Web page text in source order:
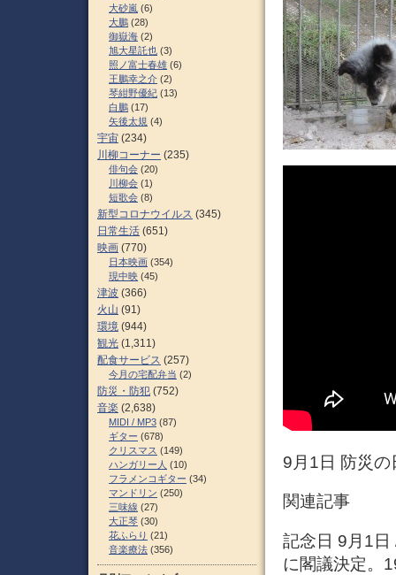
9月1日 防災の
関連記事
記念日 9月1日
に閣議決定。
大砂嵐 (6)
大鵬 (28)
御嶽海 (2)
旭大星託也 (3)
照ノ富士春雄 (6)
王鵬幸之介 (2)
琴紺野優紀 (13)
白鵬 (17)
矢後太規 (4)
宇宙 (234)
川柳コーナー (235)
俳句会 (20)
川柳会 (1)
短歌会 (8)
新型コロナウイルス (345)
日常生活 (651)
映画 (770)
日本映画 (354)
現中映 (45)
津波 (366)
火山 (91)
環境 (944)
観光 (1,311)
配食サービス (257)
今月の宅配弁当 (2)
防災・防犯 (752)
音楽 (2,638)
MIDI / MP3 (87)
ギター (678)
クリスマス (149)
ハンガリー人 (10)
フラメンコギター (34)
マンドリン (250)
三味線 (27)
大正琴 (30)
花ふらり (21)
音楽療法 (356)